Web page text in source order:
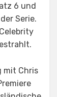
6 und
Serie.
mit Chris